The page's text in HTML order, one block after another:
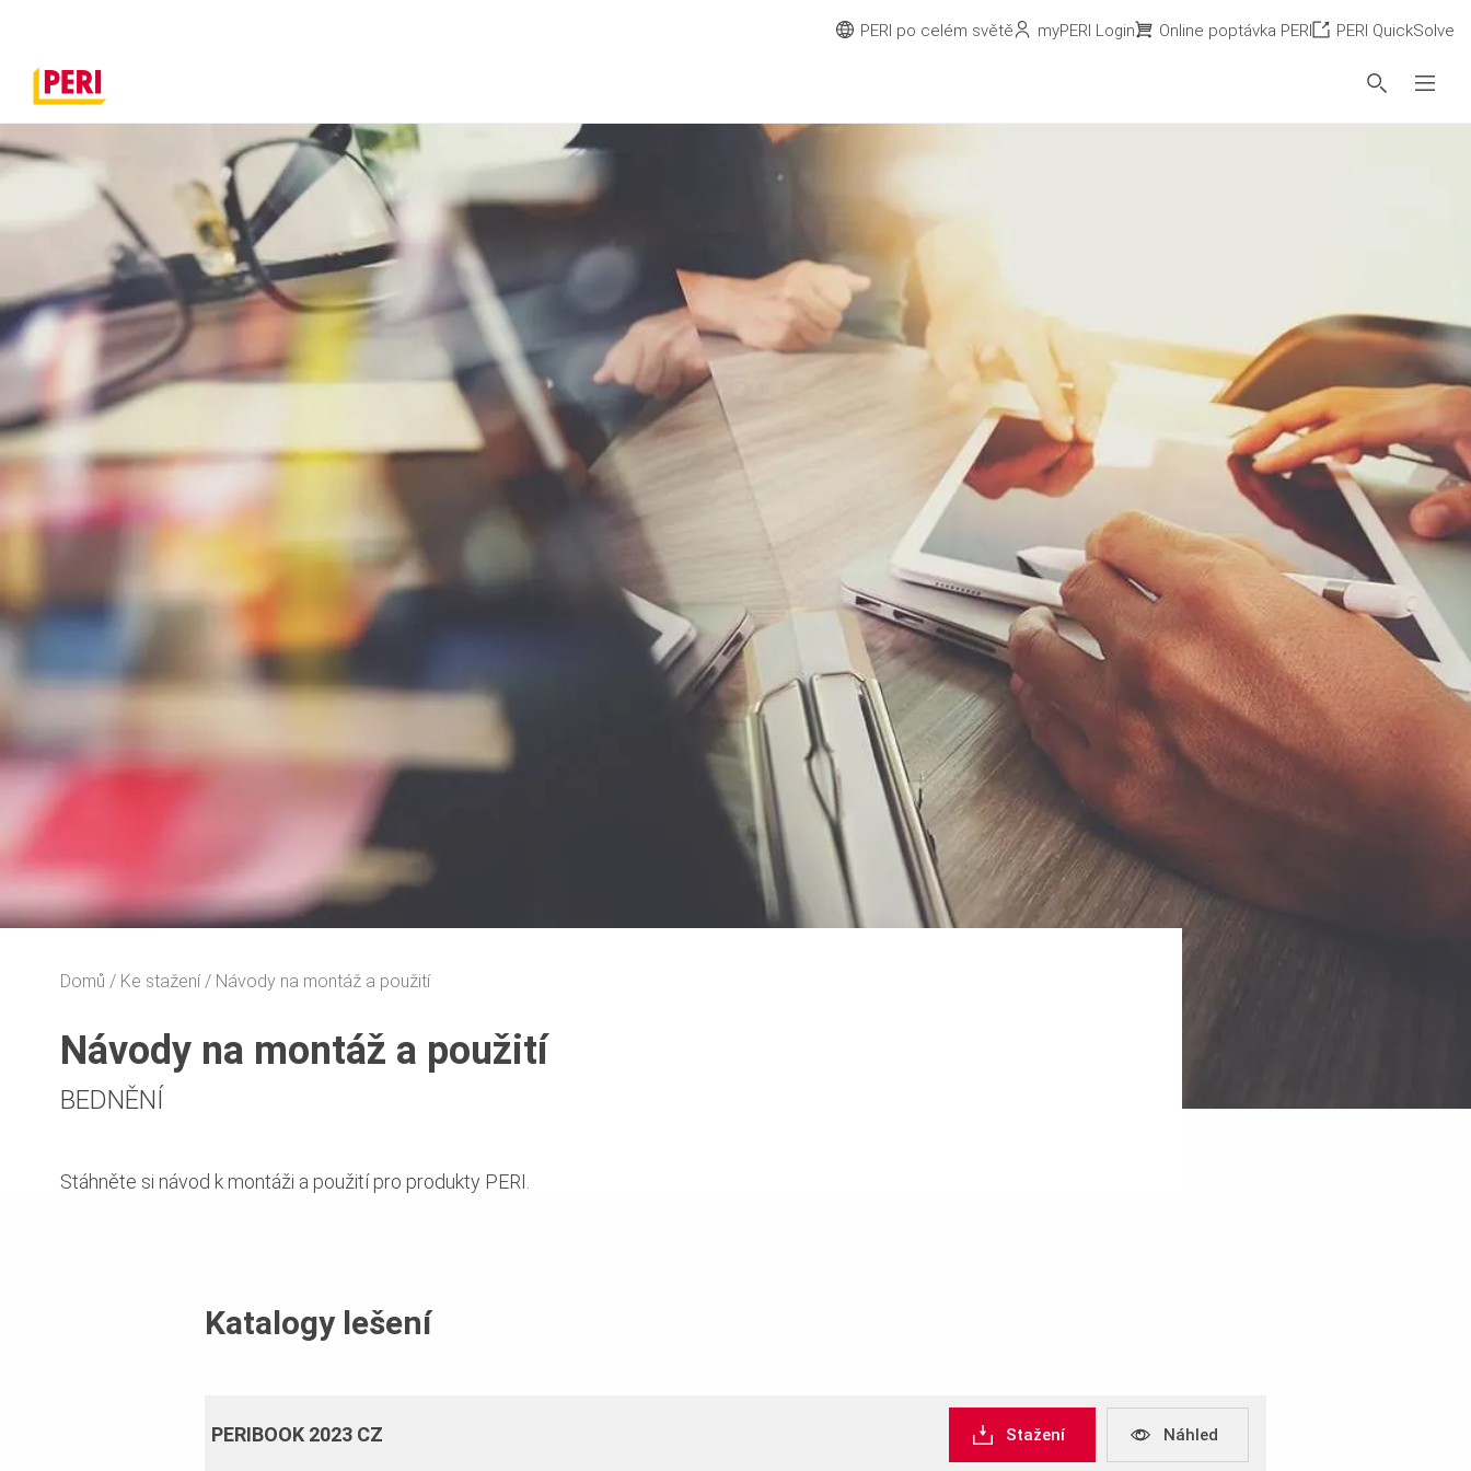
Domů Ke stažení Návody na montáž a použití
Návody na montáž a použití
BEDNĚNÍ
Stáhněte si návod k montáži a použití pro produkty PERI.
Katalogy lešení
PERIBOOK 2023 CZ Stažení Náhled
PERI po celém světě myPERI Login Online poptávka PERI PERI QuickSolve